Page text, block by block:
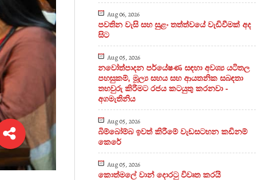
Aug 06, 2026
පවතින වැසි සහ සුළං තත්ත්වයේ වැඩිවීමක් අද
සිට
Aug 05, 2026
නවෝත්පාදන පර්යේෂණ සඳහා අවශ්‍ය යටිතල
පහසුකම්, මූල්‍ය සහය සහ ආයතනික සබඳතා
තහවුරු කිරීමට රජය කටයුතු කරනවා -
අගමැතිනිය
Aug 05, 2026
බිම්බෝම්බ ඉවත් කිරීමේ වැඩසටහන කඩිනම්
කෙරේ
Aug 05, 2026
කොත්මලේ වාන් දොරටු විවෘත කරයි